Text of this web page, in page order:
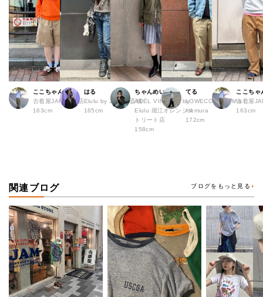
ここちゃん
古着屋JAM 熊本店
163cm
はる
Elulu by JAM 心斎橋
165cm
ちゃんめい
ADÉL VINTAGE by
Elulu 堀江オレンジス
トリート店
158cm
てる
LOWECO by JAM a
memura
172cm
ここちゃ
古着屋
163cm
関連ブログ ブログをもっと見る